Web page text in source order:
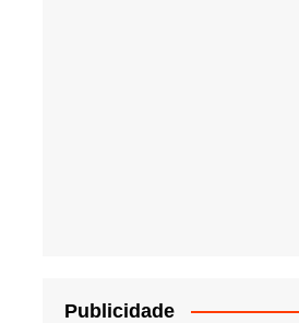
Publicidade